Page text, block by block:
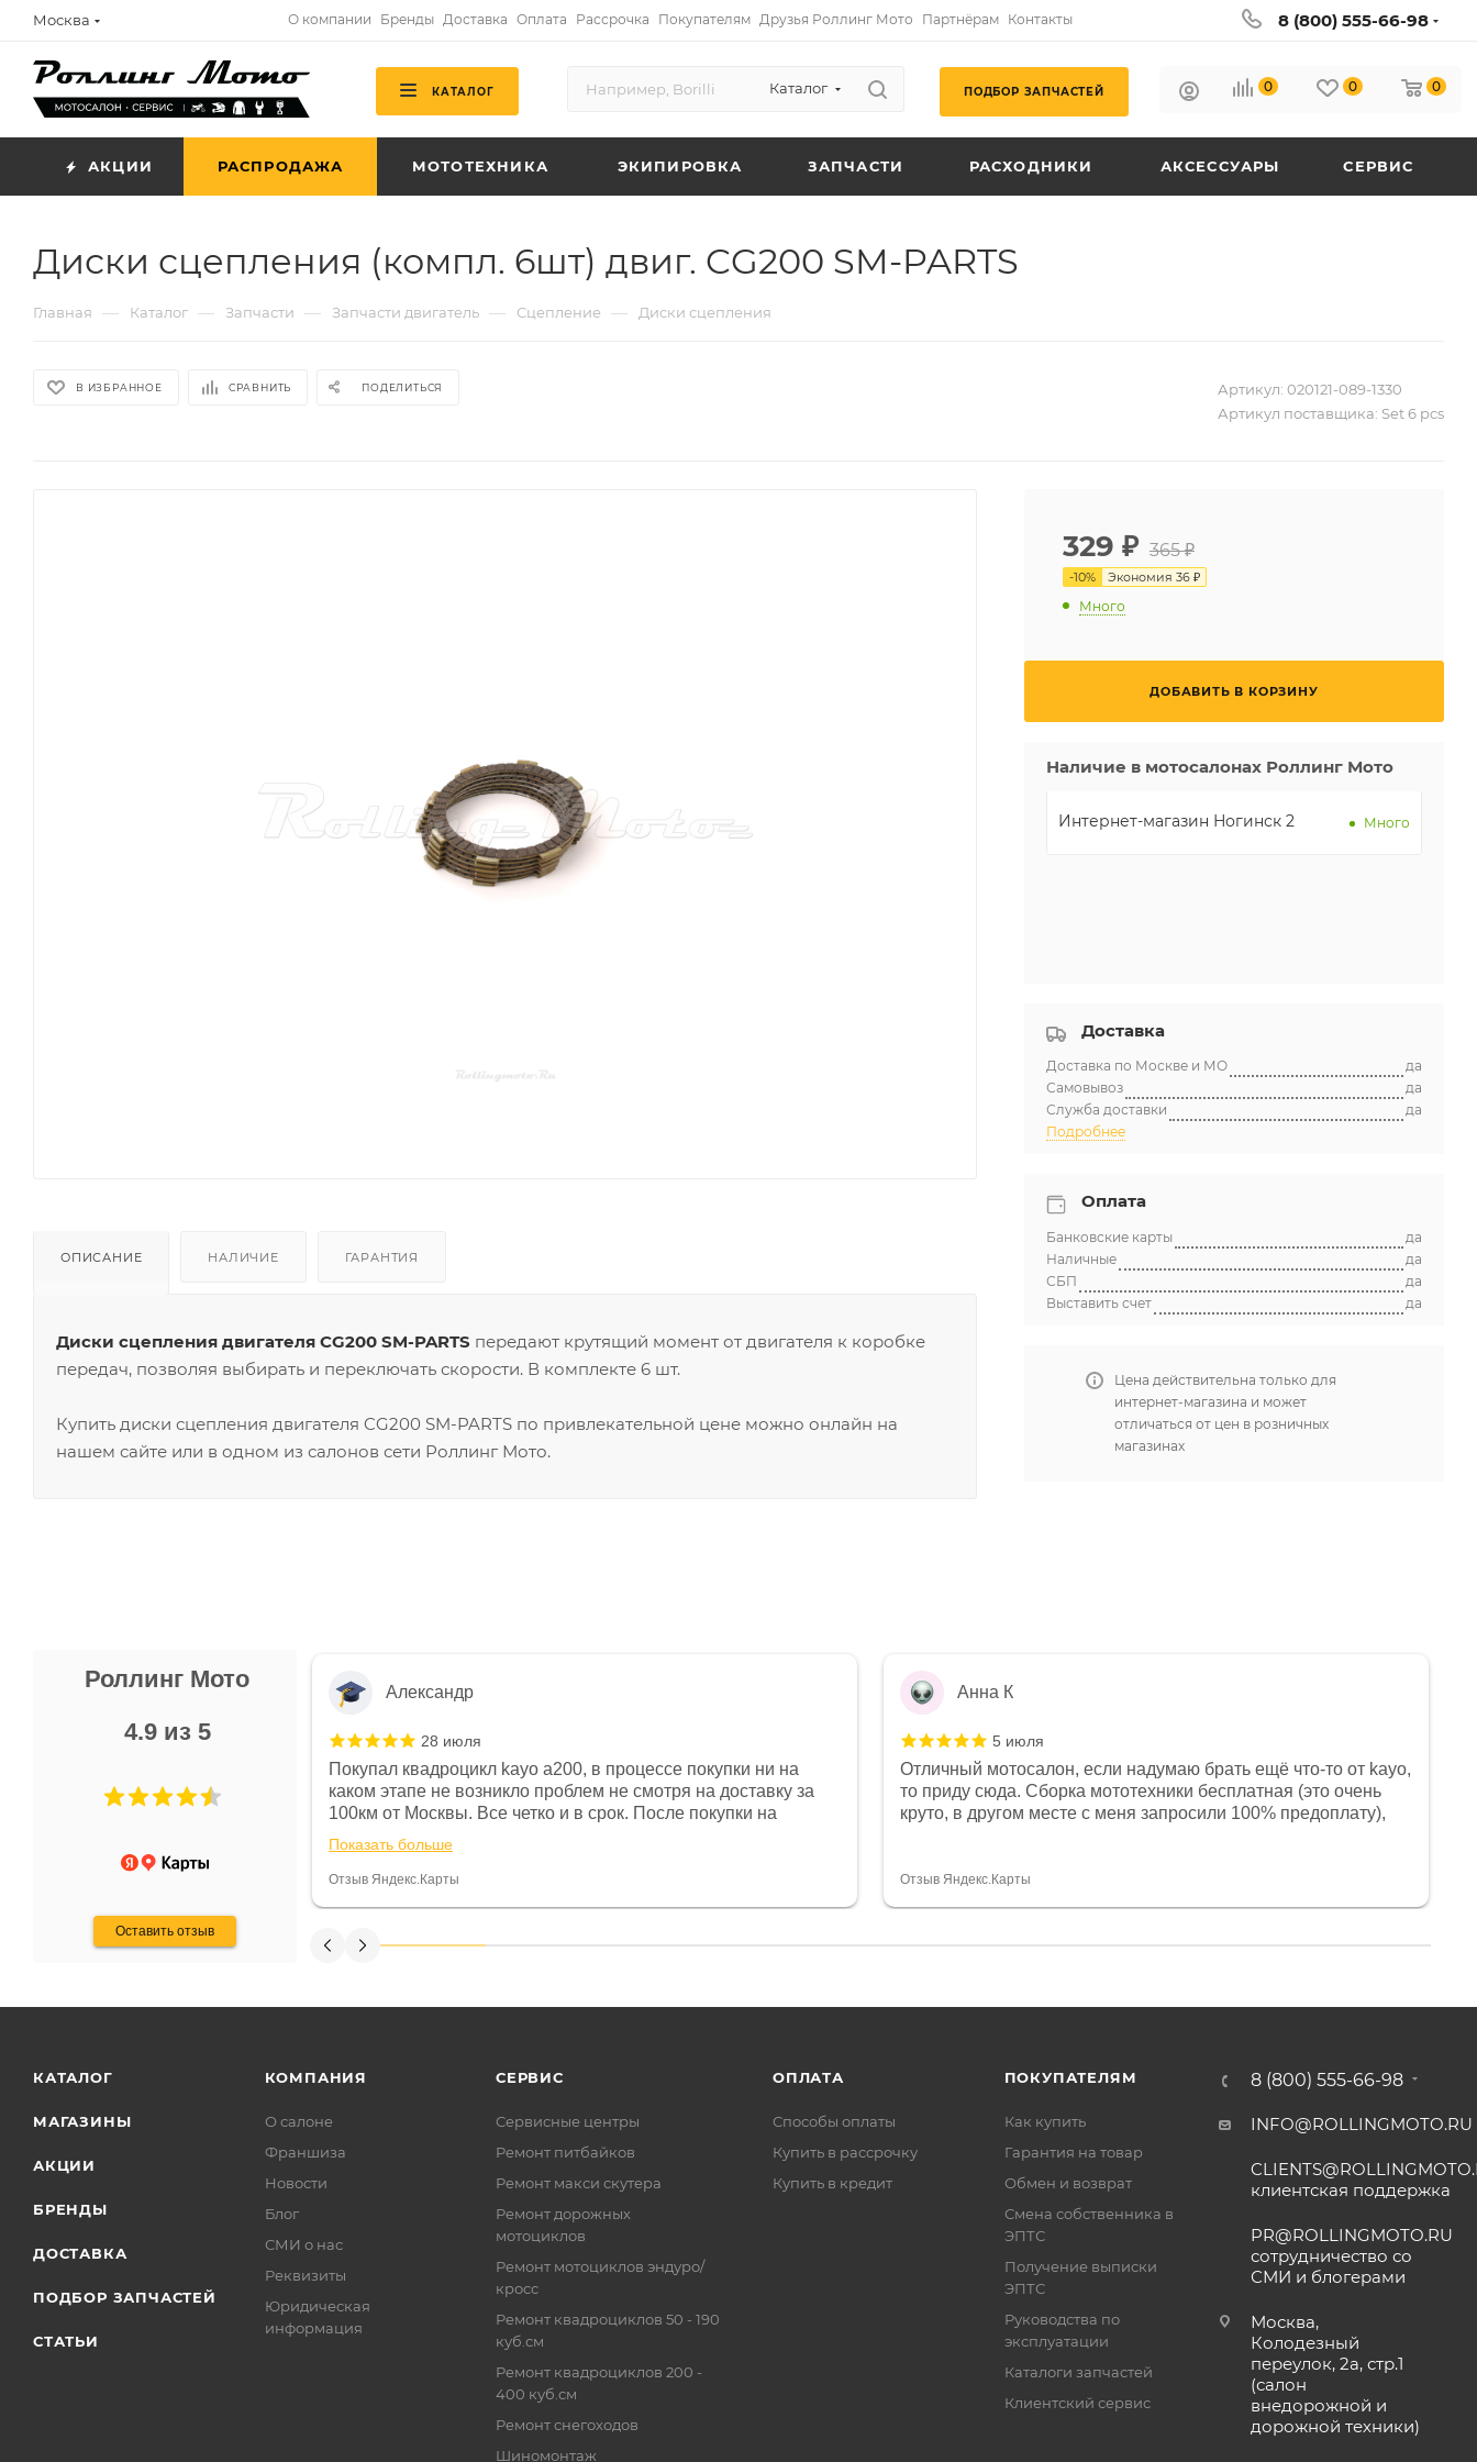
Москва О компании Бренды Доставка Оплата Рассрочка Покупателям Друзья Роллинг Мото Партнёрам Контакты 8 (800) 555-66-98
КАТАЛОГ Каталог ПОДБОР ЗАПЧАСТЕЙ 0 0 0
АКЦИИ РАСПРОДАЖА МОТОТЕХНИКА ЭКИПИРОВКА ЗАПЧАСТИ РАСХОДНИКИ АКСЕССУАРЫ СЕРВИС
Диски сцепления (компл. 6шт) двиг. CG200 SM-PARTS
Главная — Каталог — Запчасти — Запчасти двигатель — Сцепление — Диски сцепления
В ИЗБРАННОЕ СРАВНИТЬ ПОДЕЛИТЬСЯ Артикул: 020121-089-1330
Артикул поставщика: Set 6 pcs
ОПИСАНИЕ НАЛИЧИЕ ГАРАНТИЯ
Диски сцепления двигателя CG200 SM-PARTS передают крутящий момент от двигателя к коробке
передач, позволяя выбирать и переключать скорости. В комплекте 6 шт.
Купить диски сцепления двигателя CG200 SM-PARTS по привлекательной цене можно онлайн на
нашем сайте или в одном из салонов сети Роллинг Мото.
329 ₽ 365 ₽
-10% Экономия 36 ₽
Много
ДОБАВИТЬ В КОРЗИНУ
Наличие в мотосалонах Роллинг Мото
Интернет-магазин Ногинск 2 Много
Доставка
Доставка по Москве и МО
да
Самовывоз
да
Служба доставки
да
Подробнее
Оплата
Банковские карты
да
Наличные
да
СБП
да
Выставить счет
да
Цена действительна только для
интернет-магазина и может
отличаться от цен в розничных
магазинах
Роллинг Мото
4.9 из 5
Оставить отзыв
Не понравились условия
и дают только на год)
Александр
28 июля
Покупал квадроцикл kayo a200, в процессе покупки ни на
каком этапе не возникло проблем не смотря на доставку за
100км от Москвы. Все четко и в срок. После покупки на
спидометре всегда был 0, при этом представители магазина
постоянно были на связи и в итоге проблема была решена.
Считаю, что это говорит о небезразличии к клиенту после
Показать больше
Отзыв Яндекс.Карты
Анна К
5 июля
Отличный мотосалон, если надумаю брать ещё что-то от kayo,
то приду сюда. Сборка мототехники бесплатная (это очень
круто, в другом месте с меня запросили 100% предоплату),
спасибо отдельное, всегда на связи, очень детально всё
Отзыв Яндекс.Карты
КАТАЛОГ
МАГАЗИНЫ
АКЦИИ
БРЕНДЫ
ДОСТАВКА
ПОДБОР ЗАПЧАСТЕЙ
СТАТЬИ
КОМПАНИЯ
О салоне
Франшиза
Новости
Блог
СМИ о нас
Реквизиты
Юридическая
информация
СЕРВИС
Сервисные центры
Ремонт питбайков
Ремонт макси скутера
Ремонт дорожных
мотоциклов
Ремонт мотоциклов эндуро/
кросс
Ремонт квадроциклов 50 - 190
куб.см
Ремонт квадроциклов 200 -
400 куб.см
Ремонт снегоходов
Шиномонтаж
ОПЛАТА
Способы оплаты
Купить в рассрочку
Купить в кредит
ПОКУПАТЕЛЯМ
Как купить
Гарантия на товар
Обмен и возврат
Смена собственника в
ЭПТС
Получение выписки
ЭПТС
Руководства по
эксплуатации
Каталоги запчастей
Клиентский сервис
8 (800) 555-66-98
INFO@ROLLINGMOTO.RU
клиентская поддержка
PR@ROLLINGMOTO.RU
сотрудничество со
СМИ и блогерами
Москва,
Колодезный
переулок, 2а, стр.1
(салон
внедорожной и
дорожной техники)